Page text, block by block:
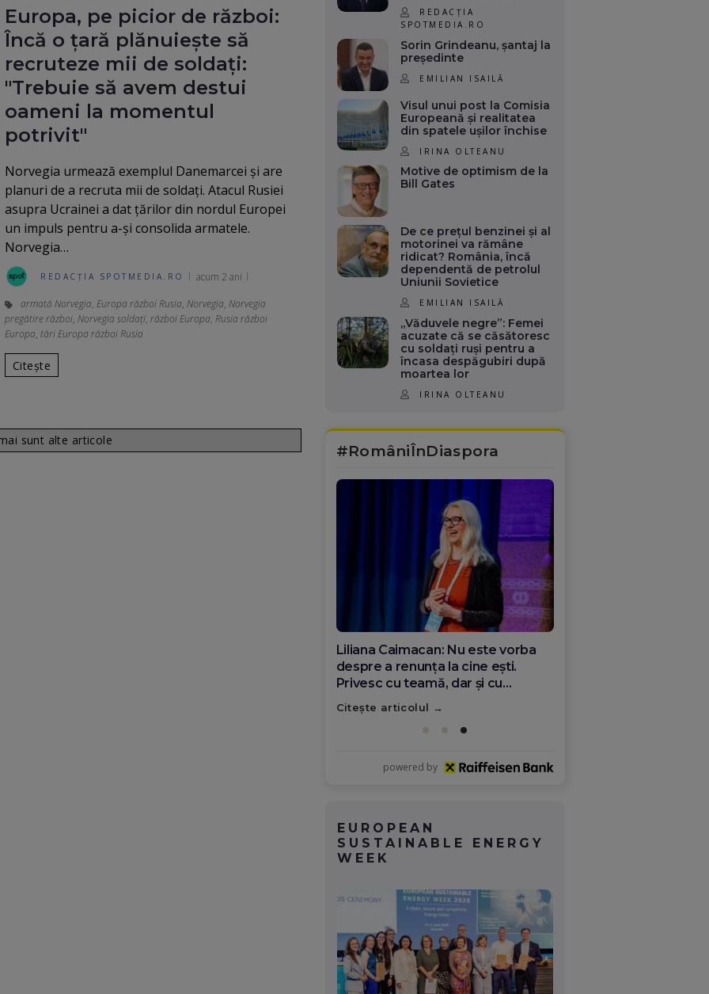
Europa, pe picior de război:
Încă o țară plănuiește să
recruteze mii de soldați:
"Trebuie să avem destui
oameni la momentul
potrivit"
Norvegia urmează exemplul Danemarcei şi are
planuri de a recruta mii de soldați. Atacul Rusiei
asupra Ucrainei a dat țărilor din nordul Europei
un impuls pentru a-și consolida armatele.
Norvegia…
REDACȚIA SPOTMEDIA.RO acum 2 ani
armată Norvegia, Europa război Rusia, Norvegia, Norvegia
pregătire război, Norvegia soldaţi, război Europa, Rusia război
Europa, tări Europa război Rusia
Citește
sunt alte articole
REDACȚIA
SPOTMEDIA.RO
Sorin Grindeanu, șantaj la
președinte
EMILIAN ISAILĂ
Visul unui post la Comisia
Europeană și realitatea
din spatele ușilor închise
IRINA OLTEANU
Motive de optimism de la
Bill Gates
De ce prețul benzinei și al
motorinei va rămâne
ridicat? România, încă
dependentă de petrolul
Uniunii Sovietice
EMILIAN ISAILĂ
„Văduvele negre”: Femei
acuzate că se căsătoresc
cu soldați ruși pentru a
încasa despăgubiri după
moartea lor
IRINA OLTEANU
#RomâniÎnDiaspora
Diana Olar, românca de la Google
care demonstrează că diaspora
poate schimba România
Citește articolul
powered by
EUROPEAN
SUSTAINABLE ENERGY
WEEK